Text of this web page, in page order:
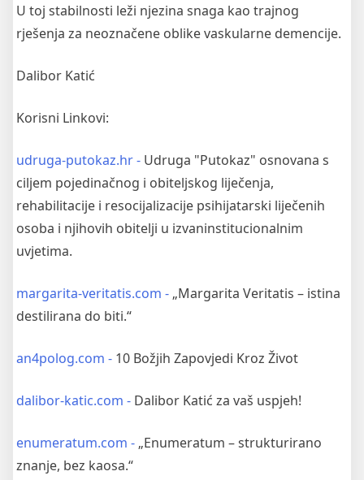
U toj stabilnosti leži njezina snaga kao trajnog
rješenja za neoznačene oblike vaskularne demencije.
Dalibor Katić
Korisni Linkovi:
udruga-putokaz.hr - Udruga "Putokaz" osnovana s
ciljem pojedinačnog i obiteljskog liječenja,
rehabilitacije i resocijalizacije psihijatarski liječenih
osoba i njihovih obitelji u izvaninstitucionalnim
uvjetima.
margarita-veritatis.com - „Margarita Veritatis – istina
destilirana do biti.“
an4polog.com - 10 Božjih Zapovjedi Kroz Život
dalibor-katic.com - Dalibor Katić za vaš uspjeh!
enumeratum.com - „Enumeratum – strukturirano
znanje, bez kaosa.“